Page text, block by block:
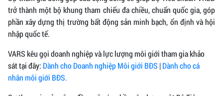
trở thành một bộ khung tham chiếu đa chiều, chuẩn quốc gia, góp
phần xây dựng thị trường bất động sản minh bạch, ổn định và hội
nhập quốc tế.
VARS kêu gọi doanh nghiệp và lực lượng môi giới tham gia khảo
sát tại đây: Dành cho Doanh nghiệp Môi giới BĐS |Dành cho cá
nhân môi giới BĐS.